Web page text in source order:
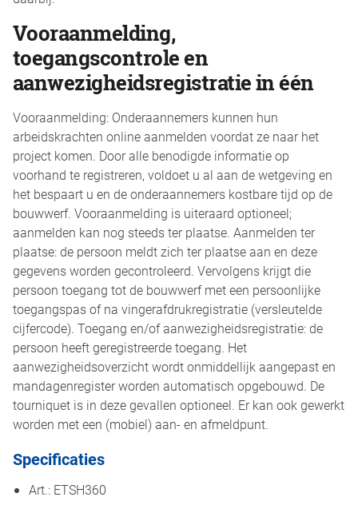
Vooraanmelding,
toegangscontrole en
aanwezigheidsregistratie in één
Vooraanmelding: Onderaannemers kunnen hun
arbeidskrachten online aanmelden voordat ze naar het
project komen. Door alle benodigde informatie op
voorhand te registreren, voldoet u al aan de wetgeving en
het bespaart u en de onderaannemers kostbare tijd op de
bouwwerf. Vooraanmelding is uiteraard optioneel;
aanmelden kan nog steeds ter plaatse. Aanmelden ter
plaatse: de persoon meldt zich ter plaatse aan en deze
gegevens worden gecontroleerd. Vervolgens krijgt die
persoon toegang tot de bouwwerf met een persoonlijke
toegangspas of na vingerafdrukregistratie (versleutelde
cijfercode). Toegang en/of aanwezigheidsregistratie: de
persoon heeft geregistreerde toegang. Het
aanwezigheidsoverzicht wordt onmiddellijk aangepast en
mandagenregister worden automatisch opgebouwd. De
tourniquet is in deze gevallen optioneel. Er kan ook gewerkt
worden met een (mobiel) aan- en afmeldpunt.
Specificaties
Art.: ETSH360